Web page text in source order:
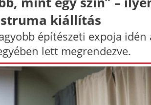
kiállítás
építészeti expoja idén
lett megrendezve.